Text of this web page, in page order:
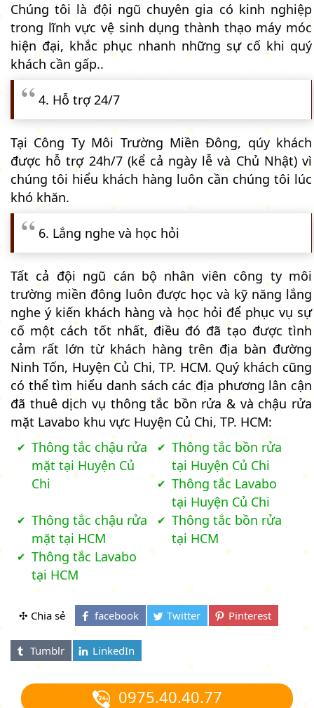
Chúng tôi là đội ngũ chuyên gia có kinh nghiệp
trong lĩnh vực vệ sinh dụng thành thạo máy móc
hiện đại, khắc phục nhanh những sự cố khi quý
khách cần gấp..
4. Hỗ trợ 24/7
Tại Công Ty Môi Trường Miền Đông, qúy khách
được hỗ trợ 24h/7 (kể cả ngày lễ và Chủ Nhật) vì
chúng tôi hiểu khách hàng luôn cần chúng tôi lúc
khó khăn.
6. Lắng nghe và học hỏi
Tất cả đội ngũ cán bộ nhân viên công ty môi
trường miền đông luôn được học và kỹ năng lắng
nghe ý kiến khách hàng và học hỏi để phục vụ sự
cố một cách tốt nhất, điều đó đã tạo được tình
cảm rất lớn từ khách hàng trên địa bàn đường
Ninh Tốn, Huyện Củ Chi, TP. HCM. Quý khách cũng
có thể tìm hiểu danh sách các địa phương lân cận
đã thuê dịch vụ thông tắc bồn rửa & và chậu rửa
mặt Lavabo khu vực Huyện Củ Chi, TP. HCM:
Thông tắc chậu rửa
mặt tại Huyện Củ
Chi
Thông tắc bồn rửa
tại Huyện Củ Chi
Thông tắc Lavabo
tại Huyện Củ Chi
Thông tắc chậu rửa
mặt tại HCM
Thông tắc bồn rửa
tại HCM
Thông tắc Lavabo
tại HCM
✣ Chia sẻ
0975.40.40.77